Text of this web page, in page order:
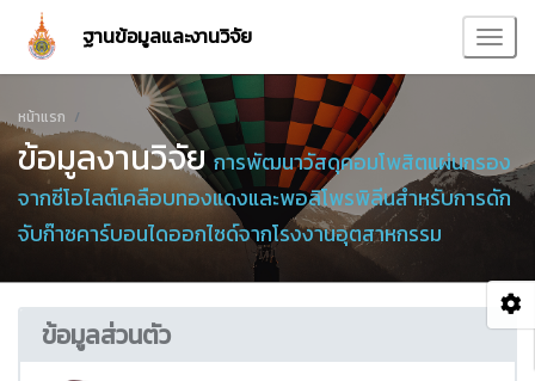
ฐานข้อมูลและงานวิจัย
หน้าแรก
ข้อมูลงานวิจัยการพัฒนาวัสดุคอมโพสิตแผ่นกรอง
จากซีโอไลต์เคลือบทองแดงและพอลิโพรพิลีนสำหรับการดัก
จับก๊าซคาร์บอนไดออกไซด์จากโรงงานอุตสาหกรรม
ข้อมูลส่วนตัว